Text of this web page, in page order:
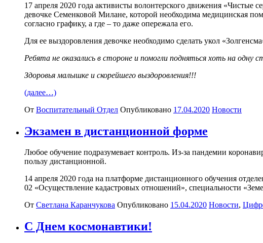
17 апреля 2020 года активисты волонтерского движения «Чистые
девочке Семенковой Милане, которой необходима медицинская
согласно графику, а где – то даже опережала его.
Для ее выздоровления девочке необходимо сделать укол
Ребята не оказались в стороне и помогли подняться хоть на одну
Здоровья малышке и скорейшего выздоровления!!!
(далее…)
От Воспитательный Отдел Опубликовано 17.04.2020 Новости
Экзамен в дистанционной форме
Любое обучение подразумевает контроль. Из-за пандемии
пользу дистанционной.
14 апреля 2020 года на платформе дистанционного обучения
02 «Осуществление кадастровых отношений», специальности
От Светлана Каранчукова Опубликовано 15.04.2020 Новости,
С Днем космонавтики!